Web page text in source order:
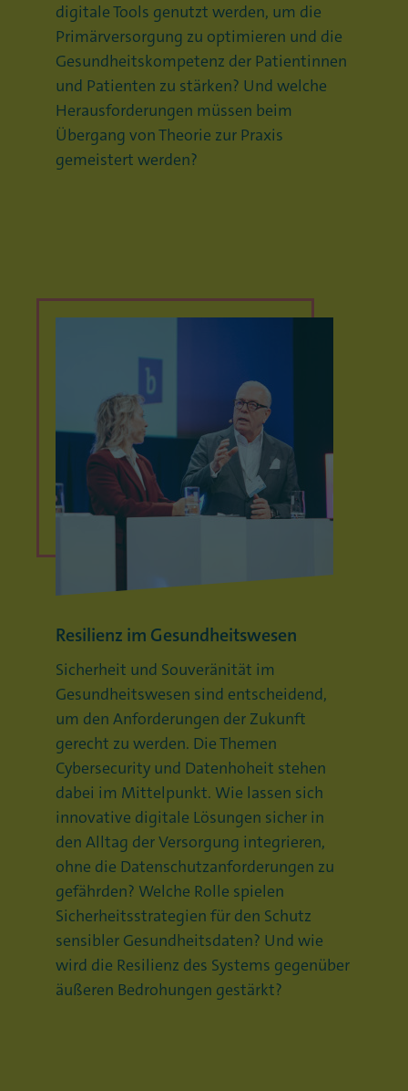
digitale Tools genutzt werden, um die
Primärversorgung zu optimieren und die
Gesundheitskompetenz der Patientinnen
und Patienten zu stärken? Und welche
Herausforderungen müssen beim
Übergang von Theorie zur Praxis
gemeistert werden?
Resilienz im Gesundheitswesen
Sicherheit und Souveränität im
Gesundheitswesen sind entscheidend,
um den Anforderungen der Zukunft
gerecht zu werden. Die Themen
Cybersecurity und Datenhoheit stehen
dabei im Mittelpunkt. Wie lassen sich
innovative digitale Lösungen sicher in
den Alltag der Versorgung integrieren,
ohne die Datenschutzanforderungen zu
gefährden? Welche Rolle spielen
Sicherheitsstrategien für den Schutz
sensibler Gesundheitsdaten? Und wie
wird die Resilienz des Systems gegenüber
äußeren Bedrohungen gestärkt?